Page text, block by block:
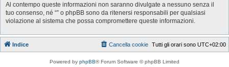
Al contempo queste informazioni non saranno divulgate a nessuno senza il
tuo consenso, né “” o phpBB sono da ritenersi responsabili per qualsiasi
violazione al sistema che possa compromettere queste informazioni.
Indice Tutti gli orari sono UTC+02:00
Cancella cookie
Powered by phpBB® Forum Software © phpBB Limited